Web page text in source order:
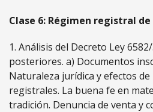
Clase 6: Régimen registral
1. Análisis del Decreto Ley
posteriores. a) Documentos
Naturaleza jurídica y efectos
registrales. La buena fe en
tradición. Denuncia de venta y